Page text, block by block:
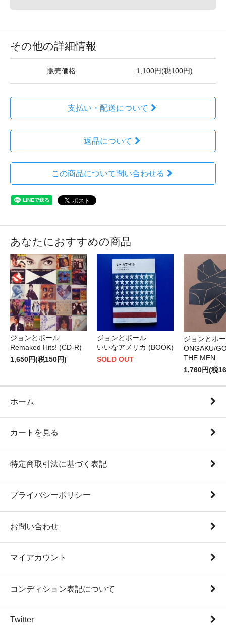
その他の詳細情報
販売価格 1,100円(税100円)
支払い・配送について
返品について
この商品について問い合わせる
あなたにおすすめの商品
ジョンとポール
Remaked Hits! (CD-R)
1,650円(税150円)
ジョンとポール
いいなアメリカ (BOOK)
SOLD OUT
ジョンとポ
ONGAKU/
THE MEN
1,760円(税
ホーム
カートを見る
特定商取引法に基づく表記
プライバシーポリシー
お問い合わせ
マイアカウント
コンディション表記について
Twitter